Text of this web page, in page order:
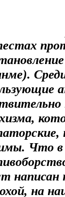
Что в
написан
на